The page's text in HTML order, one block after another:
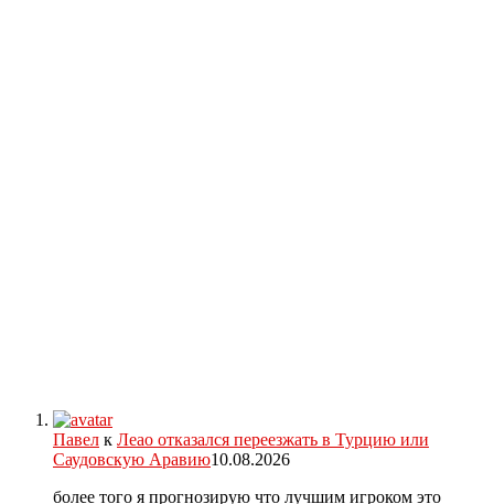
Павел к Леао отказался переезжать в Турцию или
Саудовскую Аравию10.08.2026
более того я прогнозирую что лучшим игроком это